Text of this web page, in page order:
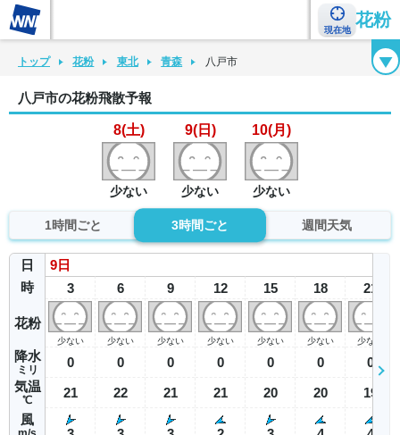
現在地
花粉
花粉カレンダー 花粉図鑑 花粉症チェックシート 花粉症ハンドブック
トップ 花粉 東北 青森 八戸市
八戸市の花粉飛散予報
8(土)
少ない
9(日)
少ない
10(月)
少ない
1時間ごと 3時間ごと 週間天気
日
時
花粉
降水
ミリ
気温
℃
風
9 日
3
少ない
0
21
6
少ない
0
22
9
少ない
0
21
12
少ない
0
21
15
少ない
0
20
18
少ない
0
20
21
少ない
0
19